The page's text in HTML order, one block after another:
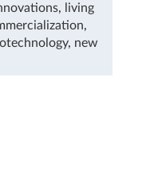
,
living
,
, new